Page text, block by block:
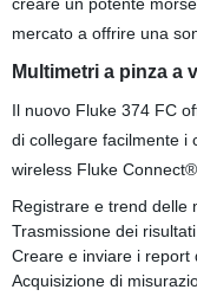
mercato a offrire una
Multimetri a pinza a
Il nuovo Fluke 374 FC
di collegare facilmente i
wireless Fluke
Registrare e trend delle
Trasmissione dei
Creare e inviare i report
Acquisizione di